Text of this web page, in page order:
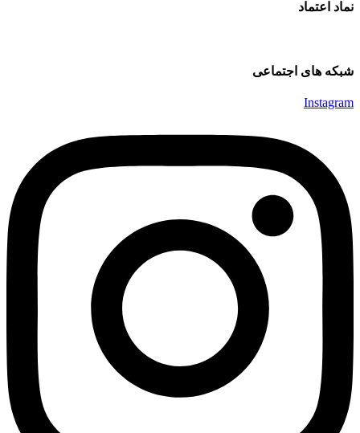
نماد اعتماد
شبکه های اجتماعی
Instagram